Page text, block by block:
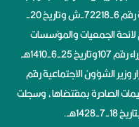
خطاب وزارة الشؤون الإجتماعية رقم 6-72218-ش وتاريخ 20-
لائحة الجمعيات والمؤسسات
الخيرية الصادرة بقرار مجلس الوزراء رقم 107وتاريخ 25-6-1410هــ
وزير الشؤون الاجتماعية رقم
1412هــ والتعليمات الصادرة بمقتضاها، وسجلت